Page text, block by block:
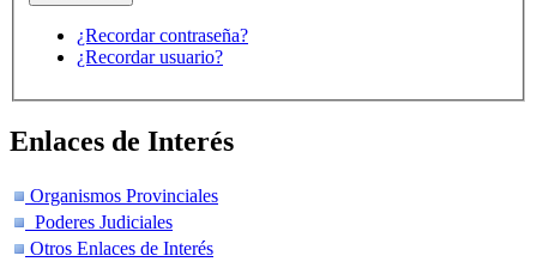
¿Recordar contraseña?
¿Recordar usuario?
Enlaces de Interés
Organismos Provinciales
Poderes Judiciales
Otros Enlaces de Interés